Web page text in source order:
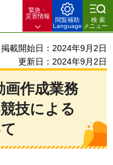
緊急・
災害情報
閲覧補助
Language
検索
メニュー
掲載開始日：2024年9月2日
更新日：2024年9月2日
画作成業務
技による